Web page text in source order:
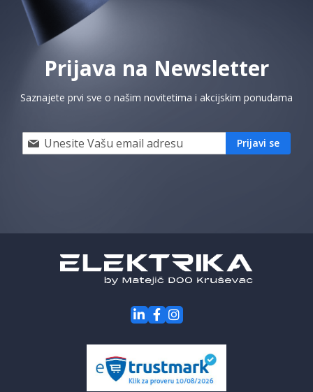
Prijava na Newsletter
Saznajete prvi sve o našim novitetima i akcijskim ponudama
Prijavi
se
akcije
Prijavi se